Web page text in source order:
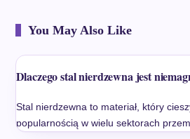
You May Also Like
Dlaczego stal nierdzewna jest
Stal nierdzewna to materiał, który
popularnością w wielu sektorach